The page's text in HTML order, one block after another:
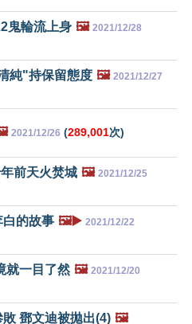
鬼輪流上身 🖼️ 2021/12/28
純"持保留態度 🖼️ 2021/12/27
2021/12/26 (289,001次)
前天火焚城 🖼️ 2021/12/25
白的故事 🖼️▶️ 2021/12/22
就一目了然 🖼️ 2021/12/20
鄧文迪被拋出(4) 🖼️